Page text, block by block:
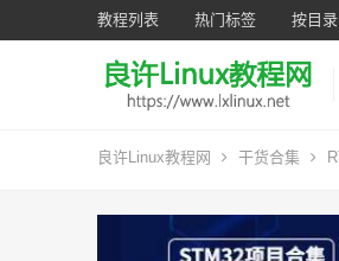
教程列表 热门标签 按目
良许Linux教程网 干货合集